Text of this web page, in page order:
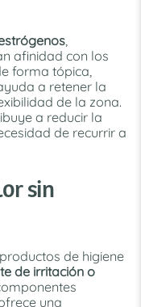
,
afinidad con los
forma tópica,
a retener la
de la zona.
a reducir la
de recurrir a
sin
de higiene
de irritación o
una